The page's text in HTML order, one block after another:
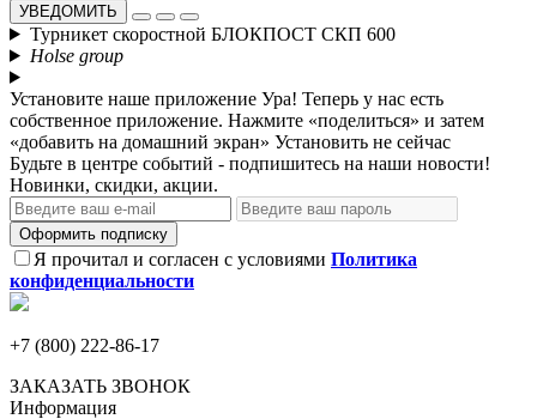
УВЕДОМИТЬ
Турникет скоростной БЛОКПОСТ СКП 600
Holse group
Установите наше приложение Ура! Теперь у нас есть
собственное приложение. Нажмите «поделиться» и затем
«добавить на домашний экран» Установить не сейчас
Будьте в центре событий - подпишитесь на наши новости!
Новинки, скидки, акции.
Оформить подписку
Я прочитал и согласен с условиями Политика
конфиденциальности
+7 (800) 222-86-17
ЗАКАЗАТЬ ЗВОНОК
Информация